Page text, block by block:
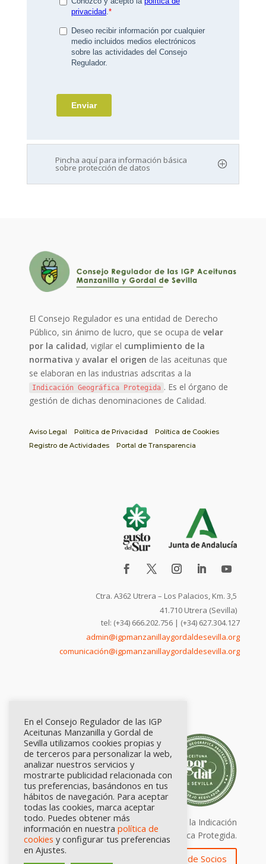
Pincha aquí para información básica
sobre protección de datos
El Consejo Regulador es una entidad de Derecho
Público, sin ánimo de lucro, que se ocupa develar
por la calidad, vigilar el cumplimiento de la
normativa y avalar el origen de las aceitunas que
se elaboran en las industrias adscritas a la
Indicación Geográfica Protegida . Es el órgano de
gestión de dichas denominaciones de Calidad.
Aviso Legal Política de Privacidad
Política de Cookies
Registro de Actividades
Portal de Transparencia
Ctra. A362 Utrera – Los Palacios, Km. 3,5
41.710 Utrera (Sevilla)
tel: (+34) 666.202.756 | (+34) 627.304.127
admin@igpmanzanillaygordaldesevilla.org
comunicación@igpmanzanillaygordaldesevilla.org
Calidad certificada por Origen. Sellos de la Indicación
Geográfica Protegida.
Zona de Socios
En el Consejo Regulador de las IGP
Aceitunas Manzanilla y Gordal de
Sevilla utilizamos cookies propias y
de terceros para personalizar la web,
analizar nuestros servicios y
mostrarte publicidad relacionada con
tus preferencias, basándonos en tus
hábitos de navegación. Para aceptar
todas las cookies, marca aceptar
todo. Puedes obtener más
información en nuestra política de
cookies y configurar tus preferencias
en Ajustes.